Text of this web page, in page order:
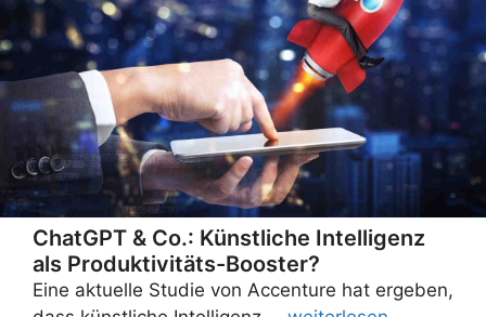
ChatGPT & Co.: Künstliche Intelligenz
als Produktivitäts-Booster?
Eine aktuelle Studie von Accenture hat ergeben,